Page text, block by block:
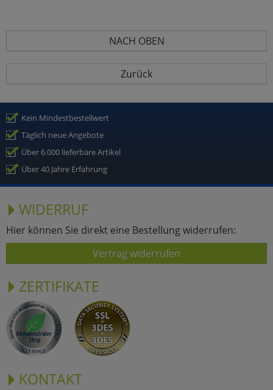
NACH OBEN
Zurück
Kein Mindestbestellwert
Täglich neue Angebote
Über 6.000 lieferbare Artikel
Über 40 Jahre Erfahrung
WIDERRUF
Hier können Sie direkt eine Bestellung widerrufen:
Vertrag widerrufen
ZERTIFIKATE
KONTAKT